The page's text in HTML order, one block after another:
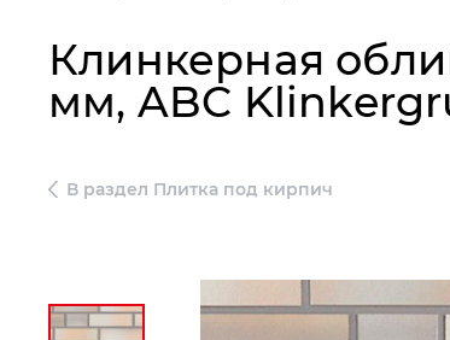
Клинкерная
мм, ABC
В раздел Плитка под кирпич